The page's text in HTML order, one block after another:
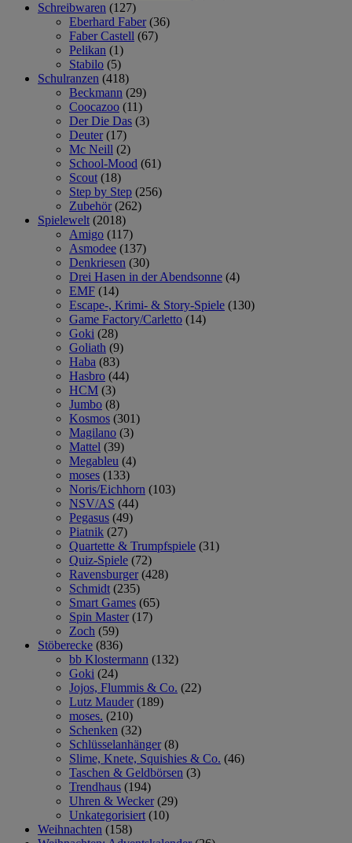
Schreibwaren (127)
Eberhard Faber (36)
Faber Castell (67)
Pelikan (1)
Stabilo (5)
Schulranzen (418)
Beckmann (29)
Coocazoo (11)
Der Die Das (3)
Deuter (17)
Mc Neill (2)
School-Mood (61)
Scout (18)
Step by Step (256)
Zubehör (262)
Spielewelt (2018)
Amigo (117)
Asmodee (137)
Denkriesen (30)
Drei Hasen in der Abendsonne (4)
EMF (14)
Escape-, Krimi- & Story-Spiele (130)
Game Factory/Carletto (14)
Goki (28)
Goliath (9)
Haba (83)
Hasbro (44)
HCM (3)
Jumbo (8)
Kosmos (301)
Magilano (3)
Mattel (39)
Megableu (4)
moses (133)
Noris/Eichhorn (103)
NSV/AS (44)
Pegasus (49)
Piatnik (27)
Quartette & Trumpfspiele (31)
Quiz-Spiele (72)
Ravensburger (428)
Schmidt (235)
Smart Games (65)
Spin Master (17)
Zoch (59)
Stöberecke (836)
bb Klostermann (132)
Goki (24)
Jojos, Flummis & Co. (22)
Lutz Mauder (189)
moses. (210)
Schenken (32)
Schlüsselanhänger (8)
Slime, Knete, Squishies & Co. (46)
Taschen & Geldbörsen (3)
Trendhaus (194)
Uhren & Wecker (29)
Unkategorisiert (10)
Weihnachten (158)